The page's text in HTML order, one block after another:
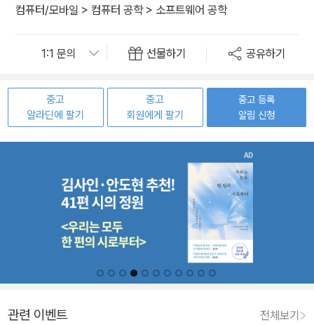
컴퓨터/모바일 > 컴퓨터 공학> 소프트웨어 공학
선물하기 공유하기
중고
알라딘에 팔기
중고
회원에게 팔기
중고 등록
알림 신청
관련 이벤트 전체보기